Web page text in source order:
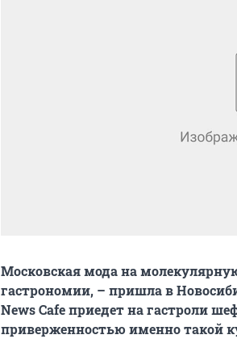
Московская мода на
гастрономии, – пришла в
News Сafe приедет на гастроли
приверженностью именно такой